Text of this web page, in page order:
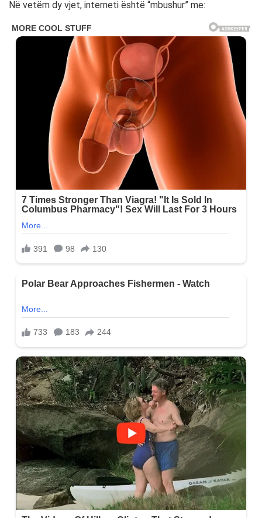
Në vetëm dy vjet, interneti është “mbushur” me: